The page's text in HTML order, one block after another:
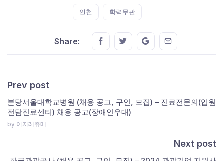
인천 학력무관
Share: Share this on FaceBook
Share this on Twitter
Share this on GMail
Share this on
Prev post
분당서울대학교병원 (채용 공고, 구인, 모집) – 진료전문의(입원
전담진료센터) 채용 공고(장애인우대)
by 이지레쥬메
Next post